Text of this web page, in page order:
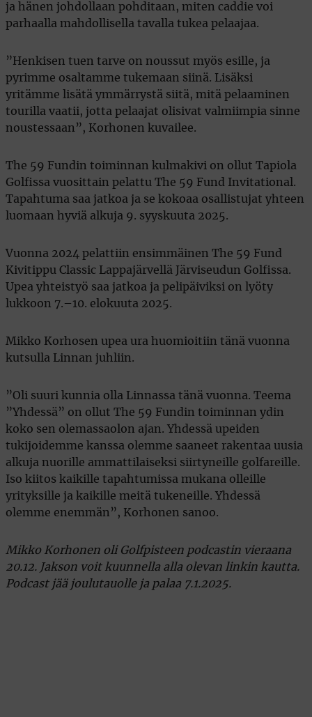
ja hänen johdollaan pohditaan, miten caddie voi
parhaalla mahdollisella tavalla tukea pelaajaa.
”Henkisen tuen tarve on noussut myös esille, ja
pyrimme osaltamme tukemaan siinä. Lisäksi
yritämme lisätä ymmärrystä siitä, mitä pelaaminen
tourilla vaatii, jotta pelaajat olisivat valmiimpia sinne
noustessaan”, Korhonen kuvailee.
The 59 Fundin toiminnan kulmakivi on ollut Tapiola
Golfissa vuosittain pelattu The 59 Fund Invitational.
Tapahtuma saa jatkoa ja se kokoaa osallistujat yhteen
luomaan hyviä alkuja 9. syyskuuta 2025.
Vuonna 2024 pelattiin ensimmäinen The 59 Fund
Kivitippu Classic Lappajärvellä Järviseudun Golfissa.
Upea yhteistyö saa jatkoa ja pelipäiviksi on lyöty
lukkoon 7.–10. elokuuta 2025.
Mikko Korhosen upea ura huomioitiin tänä vuonna
kutsulla Linnan juhliin.
”Oli suuri kunnia olla Linnassa tänä vuonna. Teema
”Yhdessä” on ollut The 59 Fundin toiminnan ydin
koko sen olemassaolon ajan. Yhdessä upeiden
tukijoidemme kanssa olemme saaneet rakentaa uusia
alkuja nuorille ammattilaiseksi siirtyneille golfareille.
Iso kiitos kaikille tapahtumissa mukana olleille
yrityksille ja kaikille meitä tukeneille. Yhdessä
olemme enemmän”, Korhonen sanoo.
Mikko Korhonen oli Golfpisteen podcastin vieraana
20.12. Jakson voit kuunnella alla olevan linkin kautta.
Podcast jää joulutauolle ja palaa 7.1.2025.